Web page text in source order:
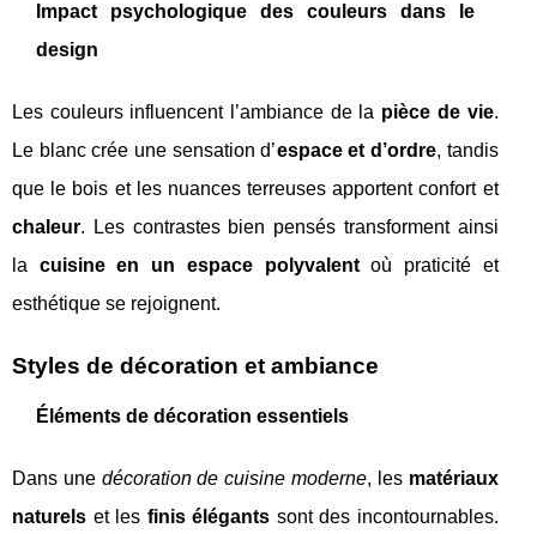
Impact psychologique des couleurs dans le
design
Les couleurs influencent l’ambiance de la pièce de vie.
Le blanc crée une sensation d’espace et d’ordre, tandis
que le bois et les nuances terreuses apportent confort et
chaleur. Les contrastes bien pensés transforment ainsi
la cuisine en un espace polyvalentoù praticité et
esthétique se rejoignent.
Styles de décoration et ambiance
Éléments de décoration essentiels
Dans une décoration de cuisine moderne, les matériaux
naturels et les finis élégants sont des incontournables.